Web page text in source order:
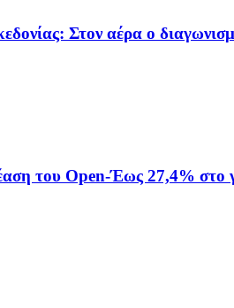
Στον αέρα ο
του Open-Έως 27,4% στο